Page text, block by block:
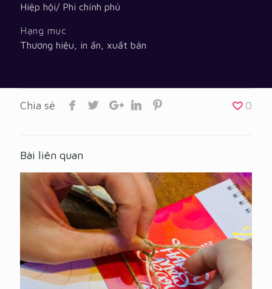
Hiệp hội/ Phi chính phủ
Hạng mục
Thương hiệu, in ấn, xuất bản
Chia sẻ 0
Bài liên quan